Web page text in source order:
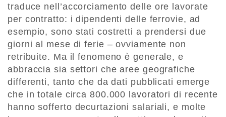
traduce nell’accorciamento delle ore lavorate
per contratto: i dipendenti delle ferrovie, ad
esempio, sono stati costretti a prendersi due
giorni al mese di ferie – ovviamente non
retribuite. Ma il fenomeno è generale, e
abbraccia sia settori che aree geografiche
differenti, tanto che da dati pubblicati emerge
che in totale circa 800.000 lavoratori di recente
hanno sofferto decurtazioni salariali, e molte